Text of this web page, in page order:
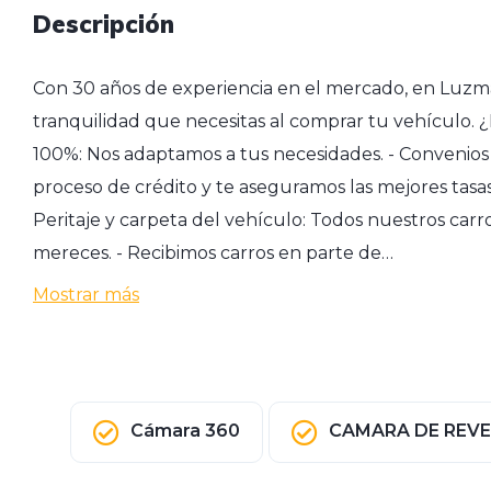
Descripción
Con 30 años de experiencia en el mercado, en
tranquilidad que necesitas al comprar tu vehículo.
100%: Nos adaptamos a tus necesidades. -
proceso de crédito y te aseguramos las mejores
Peritaje y carpeta del vehículo: Todos nuestros
mereces. - Recibimos carros en parte de…
Mostrar más
Cámara 360 CAMARA DE